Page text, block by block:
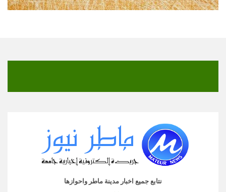
نتابع جميع اخبار مدينة ماطر واحوازها